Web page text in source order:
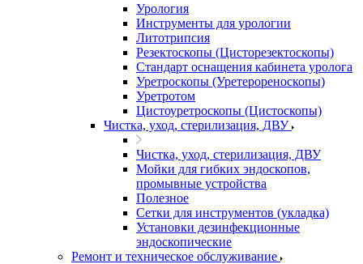
Урология
Инструменты для урологии
Литотрипсия
Резектоскопы (Цисторезектоскопы)
Стандарт оснащения кабинета уролога
Уретроскопы (Уретерореноскопы)
Уретротом
Цистоуретроскопы (Цистоскопы)
Чистка, уход, стерилизация, ДВУ
Чистка, уход, стерилизация, ДВУ
Мойки для гибких эндоскопов,
промывные устройства
Полезное
Сетки для инструментов (укладка)
Установки дезинфекционные
эндоскопические
Ремонт и техническое обслуживание